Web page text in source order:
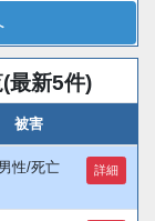
最新5件)
被害
男性/死亡 詳細